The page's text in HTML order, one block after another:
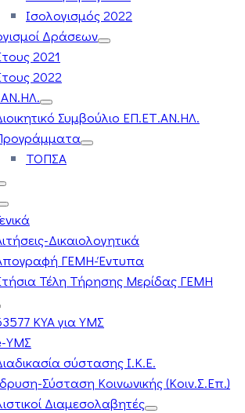
Ισολογισμός 2022
Δράσεων
2021
2022
Συμβούλιο ΕΠ.ΕΤ.ΑΝ.ΗΛ.
ΤΟΠΣΑ
Δικαιολογητικά
ΓΕΜΗ-Έντυπα
Τέλη Τήρησης Μερίδας ΓΕΜΗ
ΚΥΑ για ΥΜΣ
ΥΜΣ
σύστασης Ι.Κ.Ε.
Σύσταση Κοινωνικής (Κοιν.Σ.Επ.)
Διαμεσολαβητές